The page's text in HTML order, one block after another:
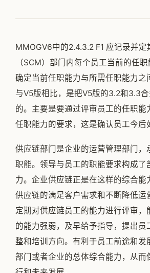
加入我们
MMOGV6中的2.4.3.2 F1 应记录并
（SCM）部门内每个员工当前的任
确定当前任职能力与所需任职能力之
与V5版相比，是把V5版的3.2和3.3
的。主要是要通过评审员工的任职能
任职能力的要求，这是确认员工今后
供应链部门是企业的运营管理部门，
职能。领导与员工的职能要求构成了
力。企业供应链正是在这样的综合能
供应链的满足客户需求和不断降低运
定期对供应链员工的能力进行评审，
的能力强弱，及早给予指导，提出员
整和培训方向。有利于员工前途和发
部门或者企业的总体综合能力，从而